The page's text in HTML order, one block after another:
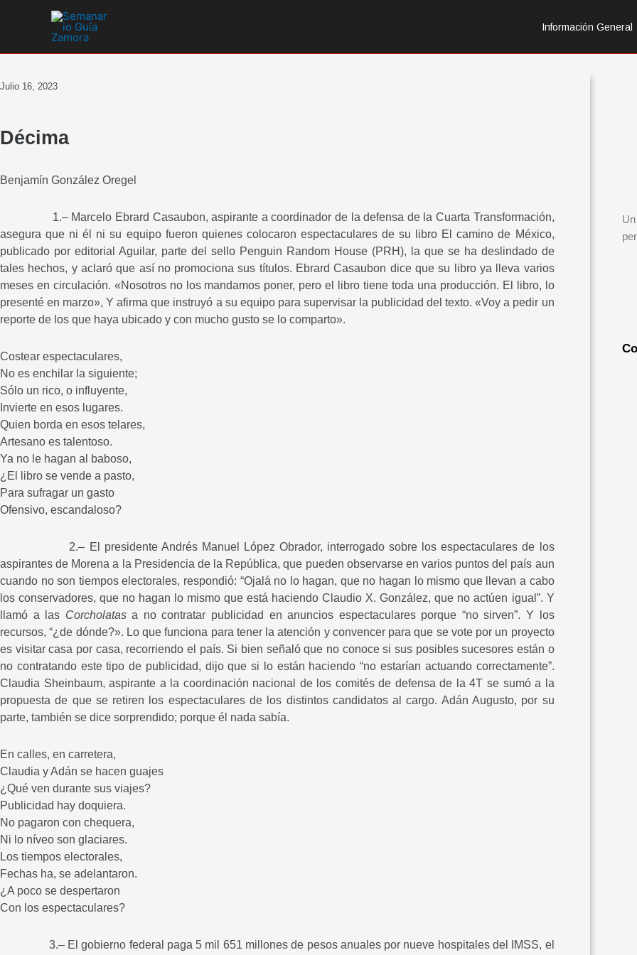
Información General
Julio 16, 2023
Décima
Benjamín González Oregel
1.– Marcelo Ebrard Casaubon, aspirante a coordinador de la defensa de la Cuarta Transformación,
asegura que ni él ni su equipo fueron quienes colocaron espectaculares de su libro El camino de México,
publicado por editorial Aguilar, parte del sello Penguin Random House (PRH), la que se ha deslindado de
tales hechos, y aclaró que así no promociona sus títulos. Ebrard Casaubon dice que su libro ya lleva varios
meses en circulación. «Nosotros no los mandamos poner, pero el libro tiene toda una producción. El libro, lo
presenté en marzo», Y afirma que instruyó a su equipo para supervisar la publicidad del texto. «Voy a pedir un
reporte de los que haya ubicado y con mucho gusto se lo comparto».
Costear espectaculares,
No es enchilar la siguiente;
Sólo un rico, o influyente,
Invierte en esos lugares.
Quien borda en esos telares,
Artesano es talentoso.
Ya no le hagan al baboso,
¿El libro se vende a pasto,
Para sufragar un gasto
Ofensivo, escandaloso?
2.– El presidente Andrés Manuel López Obrador, interrogado sobre los espectaculares de los
aspirantes de Morena a la Presidencia de la República, que pueden observarse en varios puntos del país aun
cuando no son tiempos electorales, respondió: “Ojalá no lo hagan, que no hagan lo mismo que llevan a cabo
los conservadores, que no hagan lo mismo que está haciendo Claudio X. González, que no actúen igual”. Y
llamó a las Corcholatasa no contratar publicidad en anuncios espectaculares porque “no sirven”. Y los
recursos, “¿de dónde?». Lo que funciona para tener la atención y convencer para que se vote por un proyecto
es visitar casa por casa, recorriendo el país. Si bien señaló que no conoce si sus posibles sucesores están o
no contratando este tipo de publicidad, dijo que si lo están haciendo “no estarían actuando correctamente”.
Claudia Sheinbaum, aspirante a la coordinación nacional de los comités de defensa de la 4T se sumó a la
propuesta de que se retiren los espectaculares de los distintos candidatos al cargo. Adán Augusto, por su
parte, también se dice sorprendido; porque él nada sabía.
En calles, en carretera,
Claudia y Adán se hacen guajes
¿Qué ven durante sus viajes?
Publicidad hay doquiera.
No pagaron con chequera,
Ni lo níveo son glaciares.
Los tiempos electorales,
Fechas ha, se adelantaron.
¿A poco se despertaron
Con los espectaculares?
3.– El gobierno federal paga 5 mil 651 millones de pesos anuales por nueve hospitales del IMSS, el